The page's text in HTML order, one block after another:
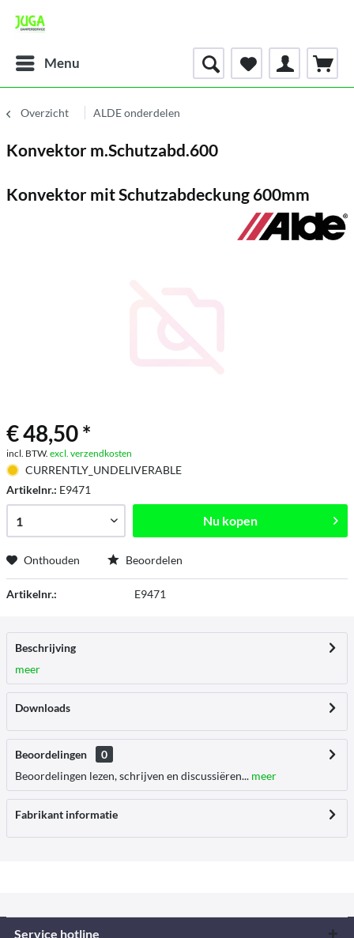
Menu
Overzicht ALDE onderdelen
Konvektor m.Schutzabd.600
Konvektor mit Schutzabdeckung 600mm
€ 48,50 *
incl. BTW. excl. verzendkosten
CURRENTLY_UNDELIVERABLE
Artikelnr.: E9471
Nu kopen
Onthouden Beoordelen
Artikelnr.: E9471
Beschrijving
meer
Downloads
Beoordelingen
0
Beoordelingen lezen, schrijven en discussiëren... meer
Fabrikant informatie
Service hotline